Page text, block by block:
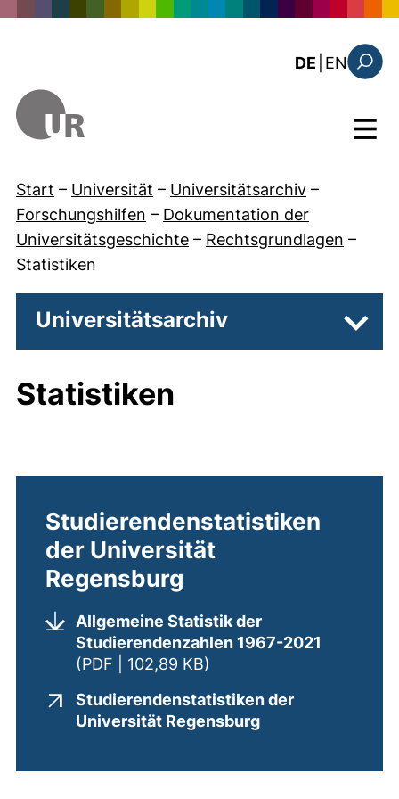
DE EN: the
Menü
Start – Universität – Universitätsarchiv –
Forschungshilfen – Dokumentation der
Universitätsgeschichte – Rechtsgrundlagen –
Statistiken
Universitätsarchiv
Statistiken
Studierendenstatistiken
der Universität
Regensburg
Allgemeine Statistik der
Studierendenzahlen 1967-2021
(PDF | 102,89 KB)
Studierendenstatistiken der
Universität Regensburg(externer Link,